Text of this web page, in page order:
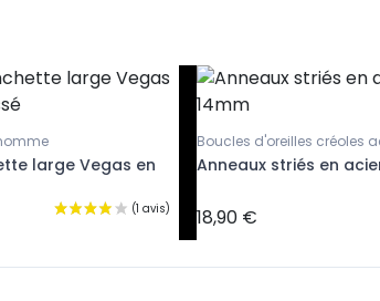
large Vegas en
Boucles d'oreilles créoles
Anneaux striés en
18,90 €